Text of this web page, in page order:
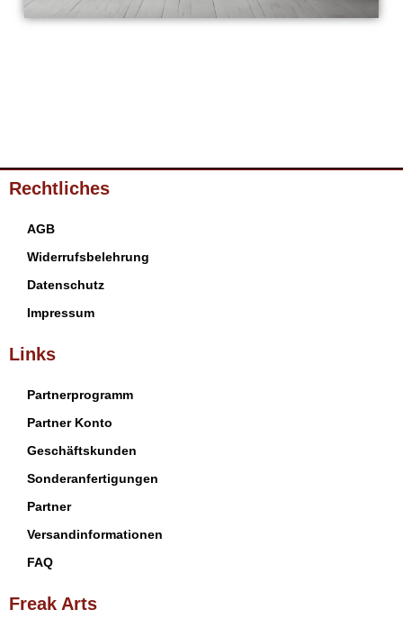
Rechtliches
AGB
Widerrufsbelehrung
Datenschutz
Impressum
Links
Partnerprogramm
Partner Konto
Geschäftskunden
Sonderanfertigungen
Partner
Versandinformationen
FAQ
Freak Arts